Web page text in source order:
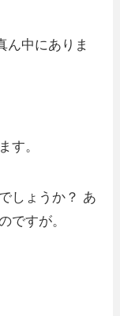
ん中にありま
す。
しょうか？ あ
ですが。